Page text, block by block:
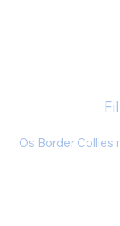
Os Border Collies